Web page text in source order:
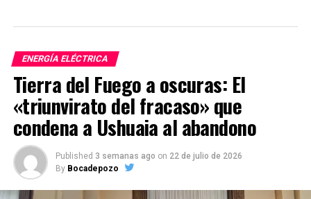
ENERGÍA ELÉCTRICA
Tierra del Fuego a oscuras: El
«triunvirato del fracaso» que
condena a Ushuaia al abandono
Published 3 semanas ago on 22 de julio de 2026
By Bocadepozo